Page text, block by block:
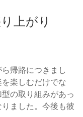
上がり
帰路につきまし
楽しむだけでな
の取り組みがあっ
ました。今後も彼